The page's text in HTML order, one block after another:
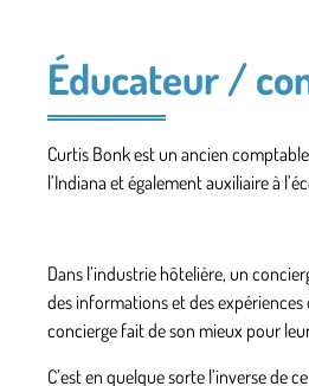
Éducateur /
Curtis Bonk est un ancien
l’Indiana et également auxiliaire à
Dans l’industrie hôtelière, un
des informations et des expériences
concierge fait de son mieux pour
C’est en quelque sorte l’inverse de